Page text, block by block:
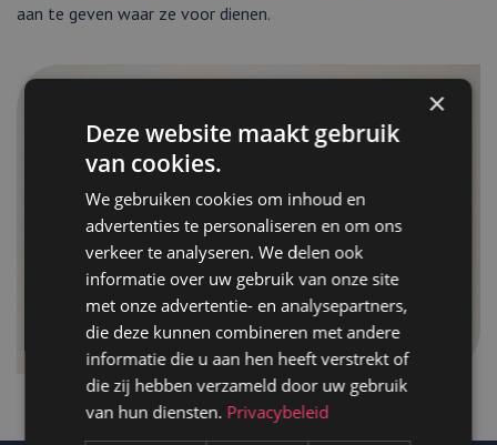
aan te geven waar ze voor dienen.
×
Deze website maakt gebruik
van cookies.
We gebruiken cookies om inhoud en
advertenties te personaliseren en om ons
verkeer te analyseren. We delen ook
informatie over uw gebruik van onze site
met onze advertentie- en analysepartners,
die deze kunnen combineren met andere
informatie die u aan hen heeft verstrekt of
die zij hebben verzameld door uw gebruik
van hun diensten. Privacybeleid